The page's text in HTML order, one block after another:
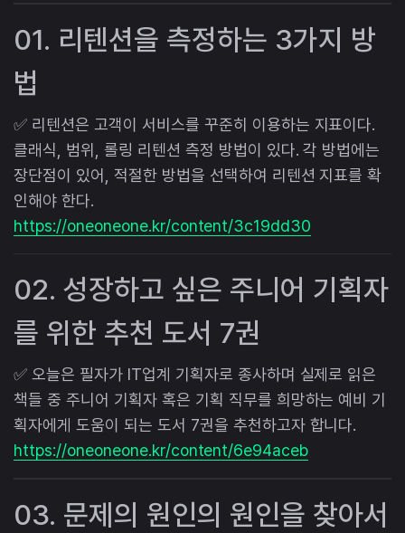
01. 리텐션을 측정하는 3가지 방
법
✅ 리텐션은 고객이 서비스를 꾸준히 이용하는 지표이다.
클래식, 범위, 롤링 리텐션 측정 방법이 있다. 각 방법에는
장단점이 있어, 적절한 방법을 선택하여 리텐션 지표를 확
인해야 한다.
https://oneoneone.kr/content/3c19dd30
02. 성장하고 싶은 주니어 기획자
를 위한 추천 도서 7권
✅ 오늘은 필자가 IT업계 기획자로 종사하며 실제로 읽은
책들 중 주니어 기획자 혹은 기획 직무를 희망하는 예비 기
획자에게 도움이 되는 도서 7권을 추천하고자 합니다.
https://oneoneone.kr/content/6e94aceb
03. 문제의 원인의 원인을 찾아서